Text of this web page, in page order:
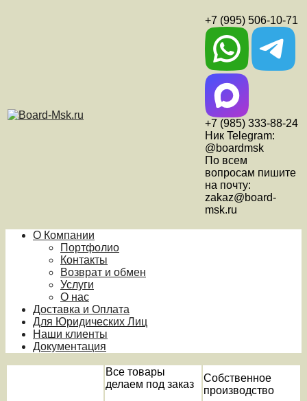
+7 (995) 506-10-71
+7 (985) 333-88-24
Ник Telegram:
@boardmsk
По всем
вопросам пишите
на почту:
zakaz@board-
msk.ru
О Компании
Портфолио
Контакты
Возврат и обмен
Услуги
О нас
Доставка и Оплата
Для Юридических Лиц
Наши клиенты
Документация
Все товары
делаем под заказ
Собственное
производство